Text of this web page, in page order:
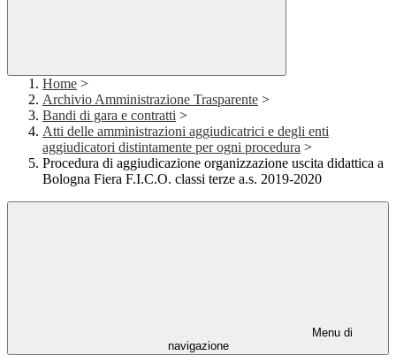
Home >
Archivio Amministrazione Trasparente >
Bandi di gara e contratti >
Atti delle amministrazioni aggiudicatrici e degli enti
aggiudicatori distintamente per ogni procedura >
Procedura di aggiudicazione organizzazione uscita didattica a
Bologna Fiera F.I.C.O. classi terze a.s. 2019-2020
Menu di
navigazione